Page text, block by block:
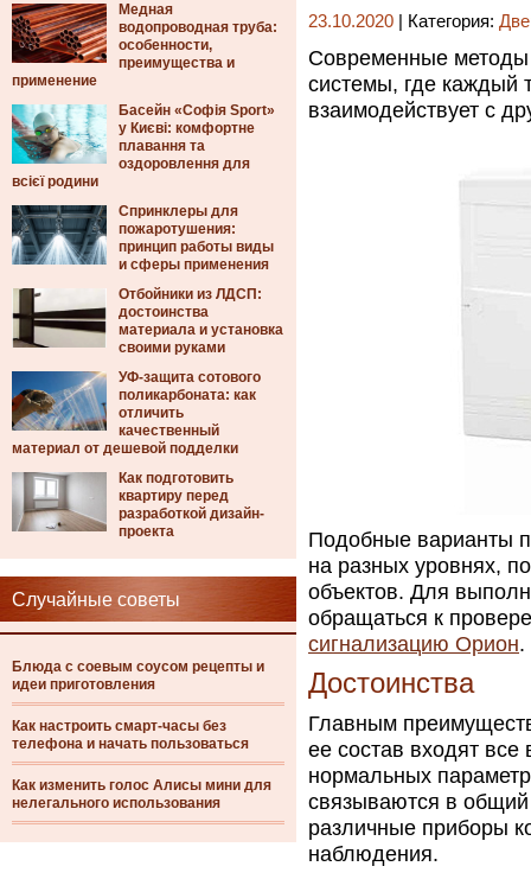
Медная
водопроводная труба:
особенности,
преимущества и
применение
Басейн «Софія Sport»
у Києві: комфортне
плавання та
оздоровлення для
всієї родини
Спринклеры для
пожаротушения:
принцип работы виды
и сферы применения
Отбойники из ЛДСП:
достоинства
материала и установка
своими руками
УФ-защита сотового
поликарбоната: как
отличить
качественный
материал от дешевой подделки
Как подготовить
квартиру перед
разработкой дизайн-
проекта
Случайные советы
Блюда с соевым соусом рецепты и
идеи приготовления
Как настроить смарт-часы без
телефона и начать пользоваться
Как изменить голос Алисы мини для
нелегального использования
23.10.2020 | Категория:
Современные
системы, где каждый
взаимодействует с
Подобные варианты
на разных уровнях,
объектов. Для
обращаться к
сигнализацию Орион.
Достоинства
Главным
ее состав входят
нормальных
связываются в
различные приборы
наблюдения.